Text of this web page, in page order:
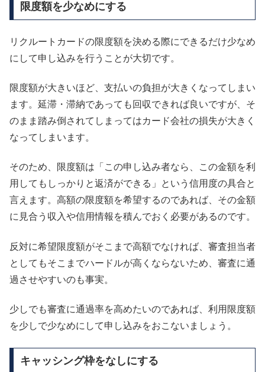
限度額を少なめにする
リクルートカードの限度額を決める際にできるだけ少なめ
にして申し込みを行うことが大切です。
限度額が大きいほど、支払いの負担が大きくなってしまい
ます。延滞・滞納であっても回収できれば良いですが、そ
のまま踏み倒されてしまってはカード会社の損失が大きく
なってしまいます。
そのため、限度額は「この申し込み者なら、この金額を利
用してもしっかりと返済ができる」という信用度の具合と
言えます。高額の限度額を希望するのであれば、その金額
に見合う収入や信用情報を積んでおく必要があるのです。
反対に希望限度額がそこまで高額でなければ、審査担当者
としてもそこまでハードルが高くならないため、審査に通
過させやすいのも事実。
少しでも審査に通過率を高めたいのであれば、利用限度額
を少しで少なめにして申し込みをおこないましょう。
キャッシング枠をなしにする